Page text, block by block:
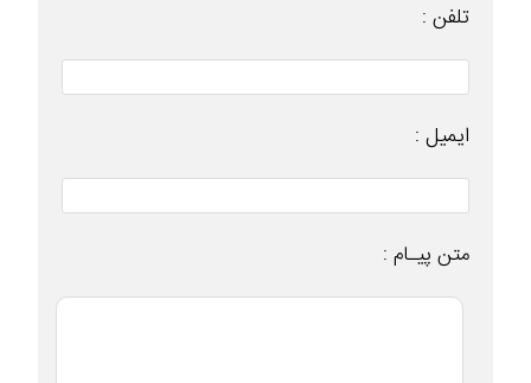
تلفن :
ایمیل :
متن پیـام :